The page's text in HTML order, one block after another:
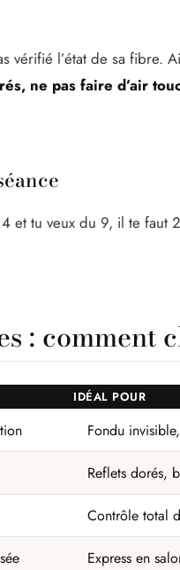
vérifié l’état de sa fibre.
ne pas faire d’air
et tu veux du 9, il te faut
: comment
IDÉAL POUR
Fondu
Reflets dorés,
Contrôle total
Express en